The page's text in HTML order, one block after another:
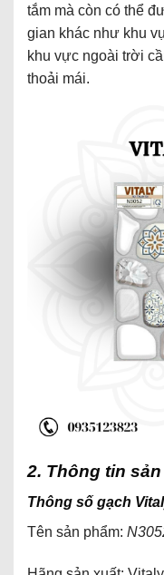
tắm mà còn có thể
gian khác như khu
khu vực ngoài trời
thoải mái.
2. Thông tin
Thông số gạch
Tên sản phẩm: